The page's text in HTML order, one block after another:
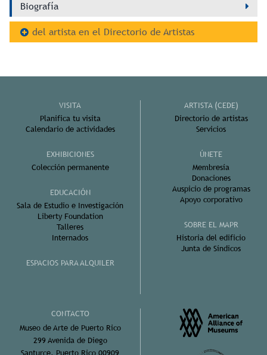
Biografía
del artista en el Directorio de Artistas
VISITA
Planifica tu visita
Calendario de actividades
EXHIBICIONES
Colección permanente
EDUCACIÓN
Sala de Estudio e Investigación
Liberty Foundation
Talleres
Internados
ESPACIOS PARA ALQUILER
ARTISTA (CEDE)
Directorio de artistas
Servicios
ÚNETE
Membresía
Donaciones
Auspicio de programas
Apoyo corporativo
SOBRE EL MAPR
Historia del edificio
Junta de Síndicos
CONTACTO
Museo de Arte de Puerto Rico
299 Avenida de Diego
Santurce, Puerto Rico 00909